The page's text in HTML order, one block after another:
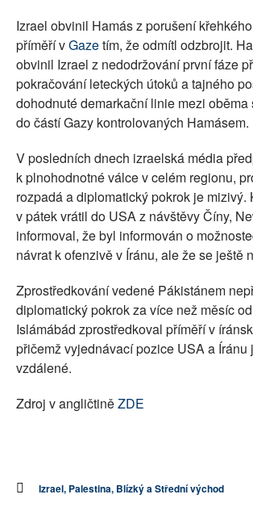
Izrael obvinil Hamás z porušení
příměří vGazetím, že odmítl odzbrojit.
obvinil Izrael z nedodržování první fáze
pokračování leteckých útoků a tajného
dohodnuté demarkační linie mezi oběma
do částí Gazy kontrolovaných Hamásem.
V posledních dnech izraelská média
k plnohodnotné válce v celém regionu,
rozpadá a diplomatický pokrok je mizivý.
v pátek vrátil do USA z návštěvy Číny,
informoval, že byl informován o
návrat k ofenzivě v Íránu, ale že se ještě
Zprostředkování vedené Pákistánem
diplomatický pokrok za více než měsíc
Islámábád zprostředkoval příměří v
přičemž vyjednávací pozice USA a Íránu
vzdálené.
Zdroj v angličtiněZDE
Izrael, Palestina, Blízký a Střední východ